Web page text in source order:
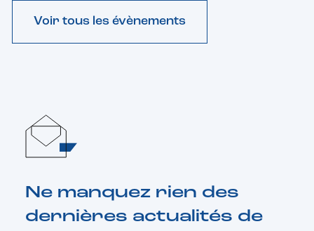
Voir tous les évènements
Ne manquez rien des
dernières actualités de